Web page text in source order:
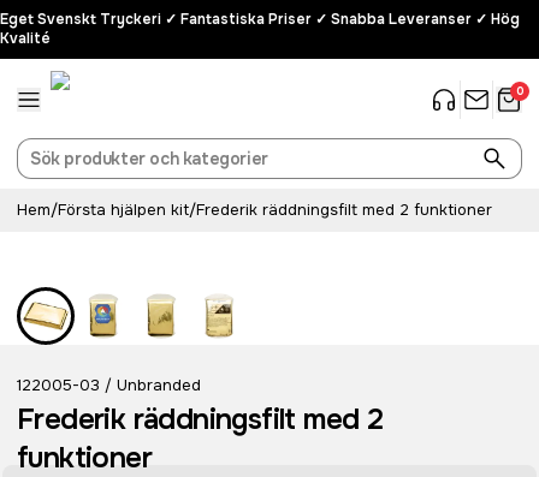
Eget Svenskt Tryckeri ✓ Fantastiska Priser ✓ Snabba Leveranser ✓ Hög
Kvalité
0
Hem/Första hjälpen kit/Frederik räddningsfilt med 2 funktioner
122005-03 / Unbranded
Frederik räddningsfilt med 2
funktioner